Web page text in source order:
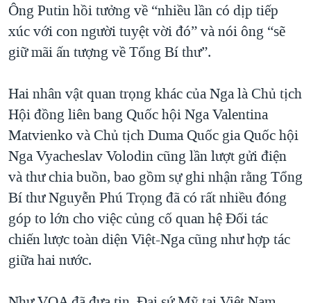
Ông Putin hồi tưởng về “nhiều lần có dịp tiếp
xúc với con người tuyệt vời đó” và nói ông “sẽ
giữ mãi ấn tượng về Tổng Bí thư”.
Hai nhân vật quan trọng khác của Nga là Chủ tịch
Hội đồng liên bang Quốc hội Nga Valentina
Matvienko và Chủ tịch Duma Quốc gia Quốc hội
Nga Vyacheslav Volodin cũng lần lượt gửi điện
và thư chia buồn, bao gồm sự ghi nhận rằng Tổng
Bí thư Nguyễn Phú Trọng đã có rất nhiều đóng
góp to lớn cho việc củng cố quan hệ Đối tác
chiến lược toàn diện Việt-Nga cũng như hợp tác
giữa hai nước.